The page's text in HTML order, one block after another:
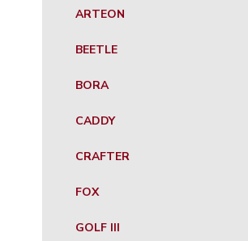
ARTEON
BEETLE
BORA
CADDY
CRAFTER
FOX
GOLF III